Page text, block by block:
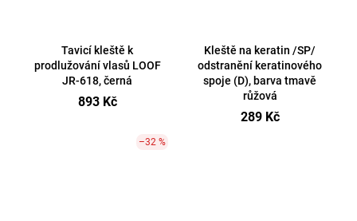
Tavicí kleště k
prodlužování vlasů LOOF
JR-618, černá
893 Kč
Kleště na keratin /SP/
odstranění keratinového
spoje (D), barva tmavě
růžová
289 Kč
–32 %